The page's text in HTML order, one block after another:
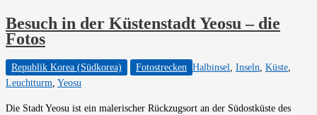
Besuch in der Küstenstadt Yeosu – die
Fotos
Republik Korea (Südkorea) Fotostrecken Halbinsel, Inseln, Küste,
Leuchtturm, Yeosu
Die Stadt Yeosu ist ein malerischer Rückzugsort an der Südostküste des